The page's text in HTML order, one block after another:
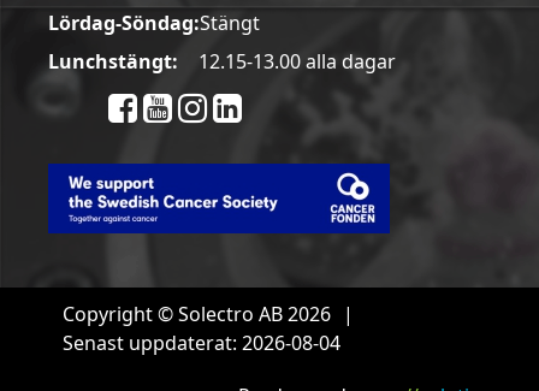
Lördag-Söndag:Stängt
Lunchstängt:
12.15-13.00 alla dagar
Copyright © Solectro AB 2026 |
Senast uppdaterat: 2026-08-04